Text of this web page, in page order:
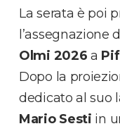
La serata è poi
l’assegnazione
Olmi 2026 a
Dopo la
dedicato al suo
Mario Sesti in